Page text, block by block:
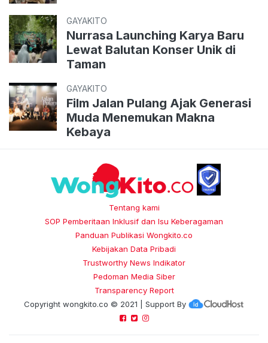
GAYAKITO
Nurrasa Launching Karya Baru
Lewat Balutan Konser Unik di
Taman
GAYAKITO
Film Jalan Pulang Ajak Generasi
Muda Menemukan Makna
Kebaya
Tentang kami
SOP Pemberitaan Inklusif dan Isu Keberagaman
Panduan Publikasi Wongkito.co
Kebijakan Data Pribadi
Trustworthy News Indikator
Pedoman Media Siber
Transparency Report
Copyright wongkito.co © 2021 | Support By